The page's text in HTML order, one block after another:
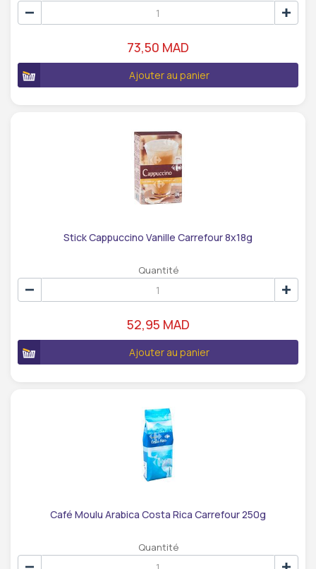
73,50 MAD
Ajouter au panier
Stick Cappuccino Vanille Carrefour 8x18g
Quantité
52,95 MAD
Ajouter au panier
Café Moulu Arabica Costa Rica Carrefour 250g
Quantité